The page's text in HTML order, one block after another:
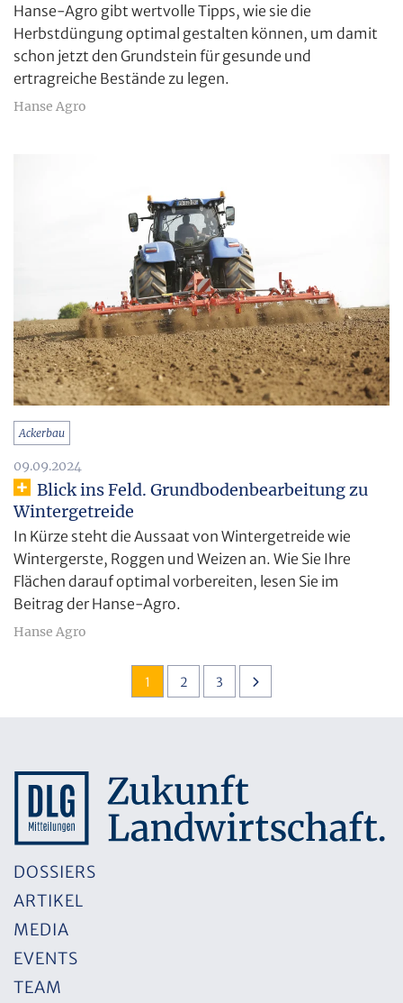
Hanse-Agro gibt wertvolle Tipps, wie sie die
Herbstdüngung optimal gestalten können, um damit
schon jetzt den Grundstein für gesunde und
ertragreiche Bestände zu legen.
Hanse Agro
Ackerbau
09.09.2024
Blick ins Feld. Grundbodenbearbeitung zu
Wintergetreide
In Kürze steht die Aussaat von Wintergetreide wie
Wintergerste, Roggen und Weizen an. Wie Sie Ihre
Flächen darauf optimal vorbereiten, lesen Sie im
Beitrag der Hanse-Agro.
Hanse Agro
1 2 3
DOSSIERS
ARTIKEL
MEDIA
EVENTS
TEAM